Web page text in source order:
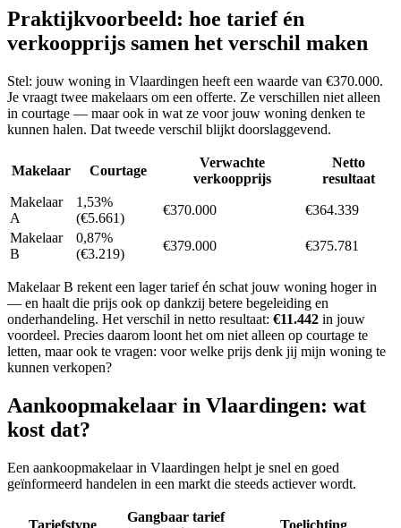
Praktijkvoorbeeld: hoe tarief én
verkoopprijs samen het verschil maken
Stel: jouw woning in Vlaardingen heeft een waarde van €370.000.
Je vraagt twee makelaars om een offerte. Ze verschillen niet alleen
in courtage — maar ook in wat ze voor jouw woning denken te
kunnen halen. Dat tweede verschil blijkt doorslaggevend.
Makelaar Courtage
Verwachte
verkoopprijs
Netto
resultaat
Makelaar
A
1,53%
(€5.661)
€370.000
€364.339
Makelaar
B
0,87%
(€3.219)
€379.000 €375.781
Makelaar B rekent een lager tarief én schat jouw woning hoger in
— en haalt die prijs ook op dankzij betere begeleiding en
onderhandeling. Het verschil in netto resultaat: €11.442 in jouw
voordeel. Precies daarom loont het om niet alleen op courtage te
letten, maar ook te vragen: voor welke prijs denk jij mijn woning te
kunnen verkopen?
Aankoopmakelaar in Vlaardingen: wat
kost dat?
Een aankoopmakelaar in Vlaardingen helpt je snel en goed
geïnformeerd handelen in een markt die steeds actiever wordt.
Tariefstype
Gangbaar tarief
Toelichting